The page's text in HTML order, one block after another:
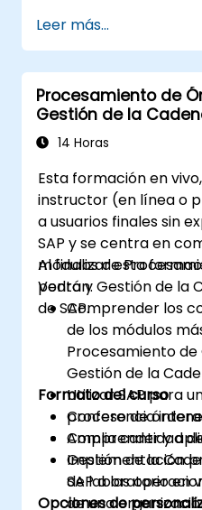
para gestionar las
financieras dentro
Mejorar los
e identificar
optimizar el flujo
costos.
Leer más...
Procesamiento de
Gestión de la
SAP14 Horas
Esta formación en
instructor (en línea o
a usuarios finales sin
SAP y se centra en
módulos de
Venta y Gestión de la
de SAP.
Al finalizar esta
podrán:
Comprender los
de los módulos
Procesamiento
Gestión de la
Utilizar SAP para
proceso de
Comprender y
Gestión de la
SAP a las
de una
Formato del curso
Conferencia
Amplia cantidad
Implementación
de laboratorio en
Opciones de